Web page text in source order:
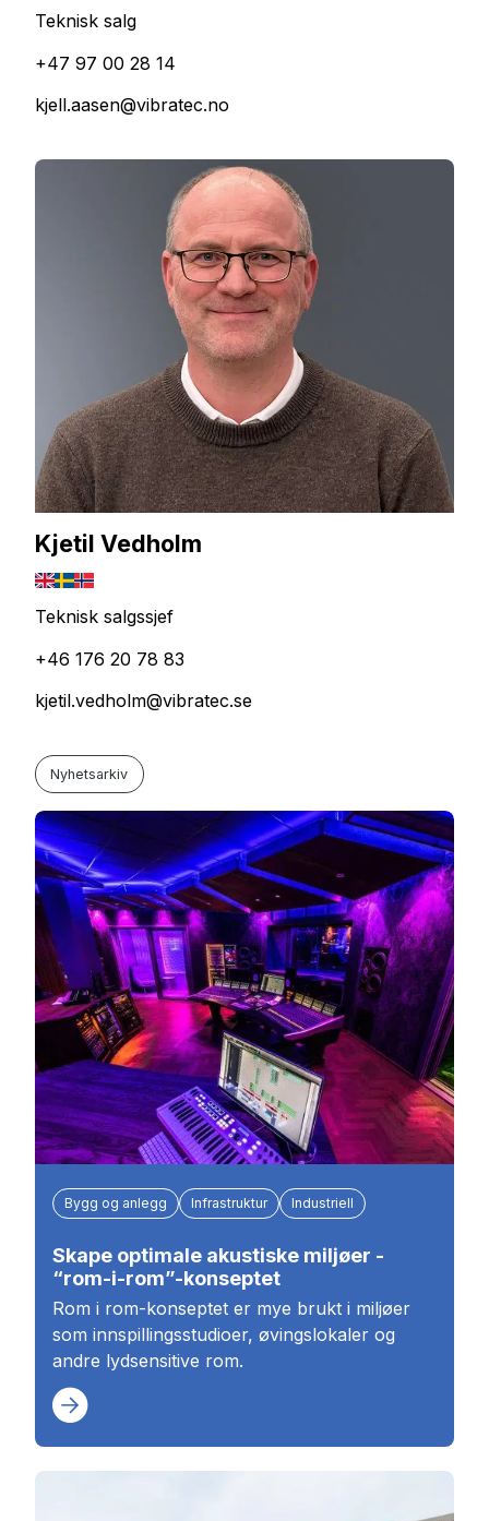
Teknisk salg
+47 97 00 28 14
kjell.aasen@vibratec.no
Kjetil Vedholm
Teknisk salgssjef
+46 176 20 78 83
kjetil.vedholm@vibratec.se
Nyhetsarkiv
Bygg og anlegg Infrastruktur Industriell
Skape optimale akustiske miljøer -
“rom-i-rom”-konseptet
Rom i rom-konseptet er mye brukt i miljøer
som innspillingsstudioer, øvingslokaler og
andre lydsensitive rom.